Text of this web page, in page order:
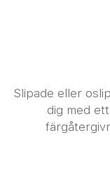
Slipade eller
dig med